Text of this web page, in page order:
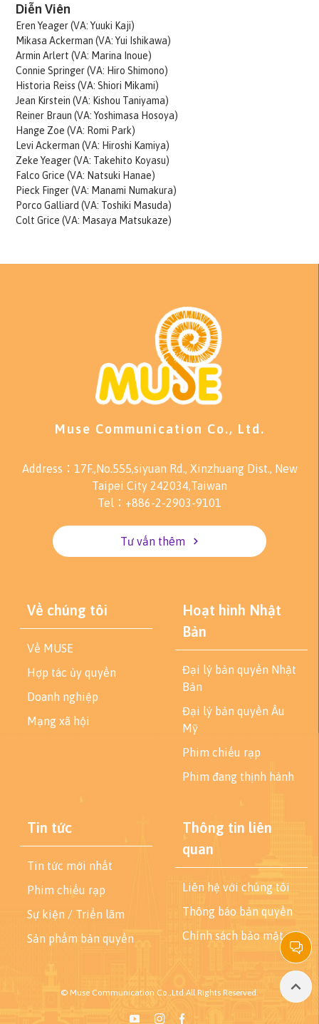
Diễn Viên
Eren Yeager (VA: Yuuki Kaji)
Mikasa Ackerman (VA: Yui Ishikawa)
Armin Arlert (VA: Marina Inoue)
Connie Springer (VA: Hiro Shimono)
Historia Reiss (VA: Shiori Mikami)
Jean Kirstein (VA: Kishou Taniyama)
Reiner Braun (VA: Yoshimasa Hosoya)
Hange Zoe (VA: Romi Park)
Levi Ackerman (VA: Hiroshi Kamiya)
Zeke Yeager (VA: Takehito Koyasu)
Falco Grice (VA: Natsuki Hanae)
Pieck Finger (VA: Manami Numakura)
Porco Galliard (VA: Toshiki Masuda)
Colt Grice (VA: Masaya Matsukaze)
Muse Communication Co., Ltd.
Address：17F.,No.555,siyuan Rd., Xinzhuang Dist., New
Taipei City 242034,Taiwan
Tel：+886-2-2903-9101
Tư vấn thêm
Về chúng tôi
Về MUSE
Hợp tác ủy quyền
Doanh nghiệp
Mạng xã hội
Hoạt hình Nhật
Bản
Đại lý bản quyền Nhật
Bản
Đại lý bản quyền Âu
Mỹ
Phim chiếu rạp
Phim đang thịnh hành
Tin tức
Tin tức mới nhất
Phim chiếu rạp
Sự kiện / Triển lãm
Sản phẩm bản quyền
Thông tin liên
quan
Liên hệ với chúng tôi
Thông báo bản quyền
Chính sách bảo mật
© Muse Communication Co.,Ltd.All Rights Reserved.